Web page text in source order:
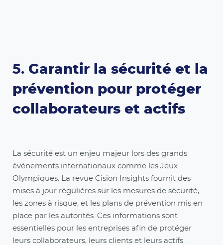
5. Garantir la sécurité et la
prévention pour protéger
collaborateurs et actifs
La sécurité est un enjeu majeur lors des grands
événements internationaux comme les Jeux
Olympiques. La revue Cision Insights fournit des
mises à jour régulières sur les mesures de sécurité,
les zones à risque, et les plans de prévention mis en
place par les autorités. Ces informations sont
essentielles pour les entreprises afin de protéger
leurs collaborateurs, leurs clients et leurs actifs.